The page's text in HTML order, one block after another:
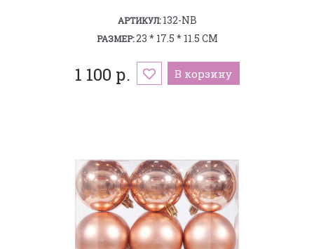
АРТИКУЛ:132-NB
РАЗМЕР:23 * 17.5 * 11.5 СМ
1 100 р. В корзину